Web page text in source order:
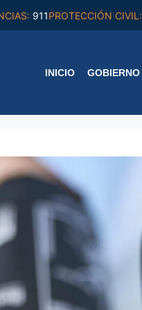
911PROTECCIÓN CIVIL:
INICIO GOBIERNO